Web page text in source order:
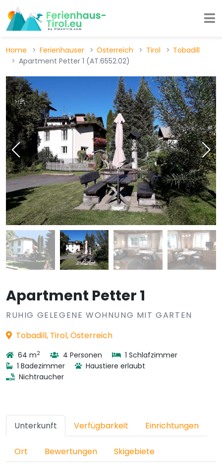
Home Ferienhauser Österreich Tirol
Tobadill
Apartment Petter 1 (AT.6552.02)
Apartment Petter 1
RUHIG GELEGENE WOHNUNG MIT GARTEN
Tobadill, Tirol, Österreich
64 m2 4 Personen
1 Schlafzimmer
1 Badezimmer
Haustiere erlaubt
Nichtraucher
Unterkunft Verfügbarkeit Einrichtungen
Ort Bewertungen Skigebiete